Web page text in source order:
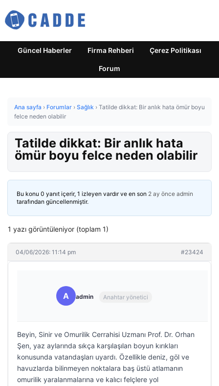
Güncel Haberler Firma Rehberi Çerez Politikası
Forum
Ana sayfa › Forumlar › Sağlık › Tatilde dikkat: Bir anlık hata ömür boyu
felce neden olabilir
Tatilde dikkat: Bir anlık hata
ömür boyu felce neden olabilir
Bu konu 0 yanıt içerir, 1 izleyen vardır ve en son 2 ay önce admin
tarafından güncellenmiştir.
1 yazı görüntüleniyor (toplam 1)
04/06/2026: 11:14 pm #23424
A admin Anahtar yönetici
Beyin, Sinir ve Omurilik Cerrahisi Uzmanı Prof. Dr. Orhan
Şen, yaz aylarında sıkça karşılaşılan boyun kırıkları
konusunda vatandaşları uyardı. Özellikle deniz, göl ve
havuzlarda bilinmeyen noktalara baş üstü atlamanın
omurilik yaralanmalarına ve kalıcı felçlere yol